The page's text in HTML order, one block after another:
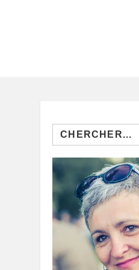
Search
for: